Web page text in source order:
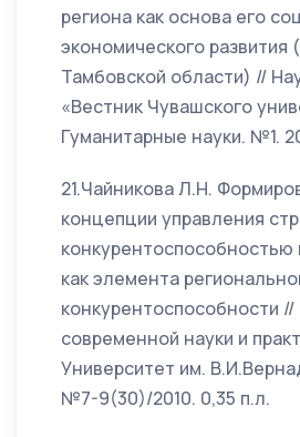
региона как основа его
экономического развития
Тамбовской области) //
«Вестник Чувашского
Гуманитарные науки. №1.
21.Чайникова Л.Н.
концепции управления
конкурентоспособностью
как элемента
конкурентоспособности
современной науки и
Университет им.
№7-9(30)/2010. 0,35 п.л.